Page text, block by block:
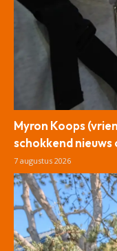
Myron Koops
schokkend
7 augustus 2026